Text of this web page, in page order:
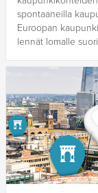
spontaaneilla
Euroopan
lennät lomalle